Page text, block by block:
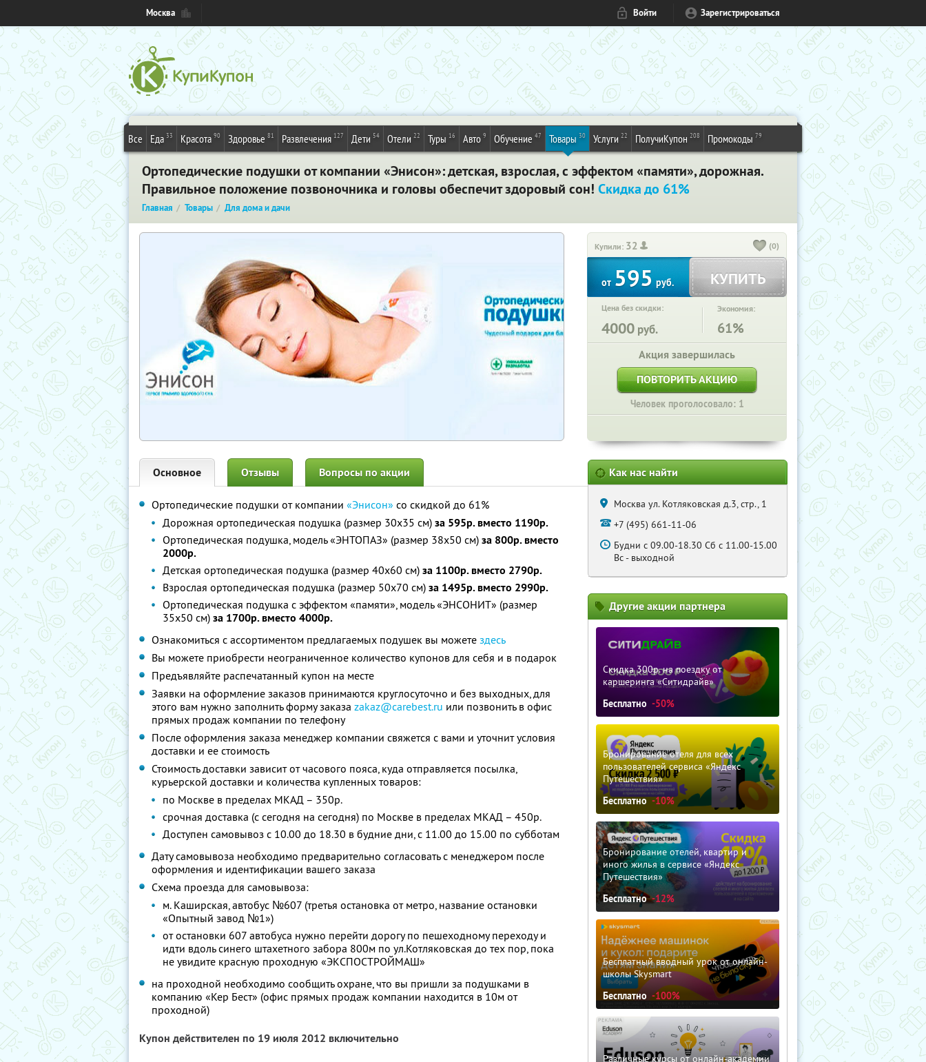
Москва Войти Зарегистрироваться
Все Еда 33 Красота 90 Здоровье 81 Развлечения 127 Дети 54 Отели 22 Туры 16 Авто 9 Обучение 47 Товары 30 Услуги 22 ПолучиКупон 208 Промокоды 79
Ортопедические подушки от компании «Энисон»: детская, взрослая, с эффектом «памяти», дорожная.
Правильное положение позвоночника и головы обеспечит здоровый сон! Скидка до 61%
Главная Товары Для дома и дачи
Купили: 32 (0)
от595руб. КУПИТЬ
Цена без скидки:
4000 руб.
Экономия:
61%
Акция завершилась
ПОВТОРИТЬ АКЦИЮ
Человек проголосовало: 1
Основное Отзывы Вопросы по акции
Ортопедические подушки от компании «Энисон» со скидкой до 61%
Дорожная ортопедическая подушка (размер 30х35 см) за 595р. вместо 1190р.
Ортопедическая подушка, модель «ЭНТОПАЗ» (размер 38х50 см) за 800р. вместо
2000р.
Детская ортопедическая подушка (размер 40х60 см) за 1100р. вместо 2790р.
Взрослая ортопедическая подушка (размер 50х70 см) за 1495р. вместо 2990р.
Ортопедическая подушка с эффектом «памяти», модель «ЭНСОНИТ» (размер
35х50 см) за 1700р. вместо 4000р.
Ознакомиться с ассортиментом предлагаемых подушек вы можете здесь
Вы можете приобрести неограниченное количество купонов для себя и в подарок
Предъявляйте распечатанный купон на месте
Заявки на оформление заказов принимаются круглосуточно и без выходных, для
этого вам нужно заполнить форму заказа zakaz@carebest.ru или позвонить в офис
прямых продаж компании по телефону
После оформления заказа менеджер компании свяжется с вами и уточнит условия
доставки и ее стоимость
Стоимость доставки зависит от часового пояса, куда отправляется посылка,
курьерской доставки и количества купленных товаров:
по Москве в пределах МКАД – 350р.
срочная доставка (с сегодня на сегодня) по Москве в пределах МКАД – 450р.
Доступен самовывоз с 10.00 до 18.30 в будние дни, с 11.00 до 15.00 по субботам
Дату самовывоза необходимо предварительно согласовать с менеджером после
оформления и идентификации вашего заказа
Схема проезда для самовывоза:
м. Каширская, автобус №607 (третья остановка от метро, название остановки
«Опытный завод №1»)
от остановки 607 автобуса нужно перейти дорогу по пешеходному переходу и
идти вдоль синего штахетного забора 800м по ул.Котляковская до тех пор, пока
не увидите красную проходную «ЭКСПОСТРОЙМАШ»
на проходной необходимо сообщить охране, что вы пришли за подушками в
компанию «Кер Бест» (офис прямых продаж компании находится в 10м от
проходной)
Купон действителен по 19 июля 2012 включительно
Как нас найти
Москва ул. Котляковская д.3, стр., 1
+7 (495) 661-11-06
Будни с 09.00-18.30 Cб с 11.00-15.00
Bс - выходной
Другие акции партнера
Скидка 300р. на поездку от
каршеринга «Ситидрайв»
Бесплатно -50%
Бронирование отеля для всех
пользователей сервиса «Яндекс
Путешествия»
Бесплатно -10%
Бронирование отелей, квартир и
иного жилья в сервисе «Яндекс
Путешествия»
Бесплатно -12%
Бесплатный вводный урок от онлайн-
школы Skysmart
Бесплатно -100%
Различные курсы от онлайн-академии